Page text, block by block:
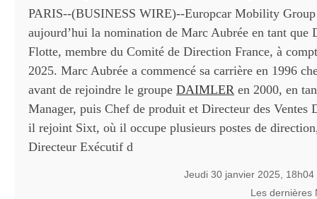
PARIS--(BUSINESS WIRE)--Europcar Mobility Group
aujourd’hui la nomination de Marc Aubrée en tant que
Flotte, membre du Comité de Direction France, à
2025. Marc Aubrée a commencé sa carrière en 1996
avant de rejoindre le groupe DAIMLER en 2000, en
Manager, puis Chef de produit et Directeur des Ventes
il rejoint Sixt, où il occupe plusieurs postes de
Directeur Exécutif d
Jeudi 30 janvier 2025,
Les dernières